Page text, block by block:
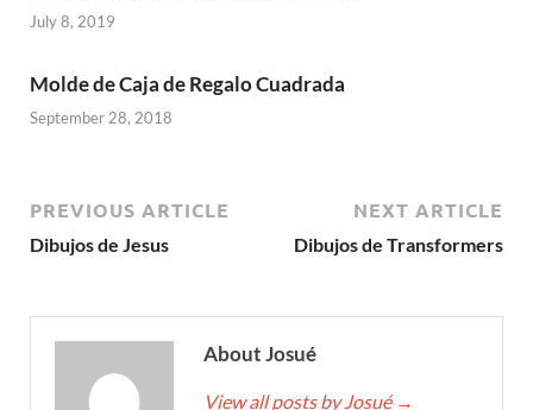
July 8, 2019
Molde de Caja de Regalo Cuadrada
September 28, 2018
PREVIOUS ARTICLE
Dibujos de Jesus
NEXT ARTICLE
Dibujos de Transformers
About Josué
View all posts by Josué →